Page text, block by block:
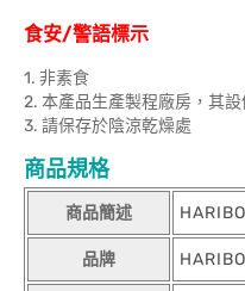
食安/警語標示
1. 非素食
2. 本產品生產製程廠房，其
3. 請保存於陰涼乾燥處
商品規格
商品簡述
品牌 HARIBO